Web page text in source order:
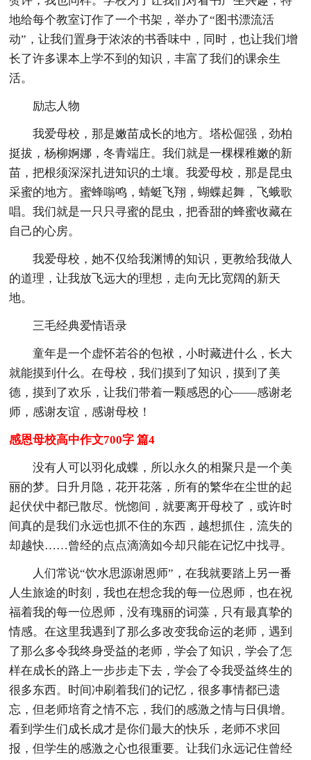
地给每个教室订作了一个书架，举办了“图书漂流活
动”，让我们置身于浓浓的书香味中，同时，也让我们增
长了许多课本上学不到的知识，丰富了我们的课余生
活。
励志人物
我爱母校，那是嫩苗成长的地方。塔松倔强，劲柏
挺拔，杨柳婀娜，冬青端庄。我们就是一棵棵稚嫩的新
苗，把根须深深扎进知识的土壤。我爱母校，那是昆虫
采蜜的地方。蜜蜂嗡鸣，蜻蜓飞翔，蝴蝶起舞，飞蛾歌
唱。我们就是一只只寻蜜的昆虫，把香甜的蜂蜜收藏在
自己的心房。
我爱母校，她不仅给我渊博的知识，更教给我做人
的道理，让我放飞远大的理想，走向无比宽阔的新天
地。
三毛经典爱情语录
童年是一个虚怀若谷的包袱，小时藏进什么，长大
就能摸到什么。在母校，我们摸到了知识，摸到了美
德，摸到了欢乐，让我们带着一颗感恩的心——感谢老
师，感谢友谊，感谢母校！
感恩母校高中作文700字 篇4
没有人可以羽化成蝶，所以永久的相聚只是一个美
丽的梦。日升月隐，花开花落，所有的繁华在尘世的起
起伏伏中都已散尽。恍惚间，就要离开母校了，或许时
间真的是我们永远也抓不住的东西，越想抓住，流失的
却越快……曾经的点点滴滴如今却只能在记忆中找寻。
人们常说“饮水思源谢恩师”，在我就要踏上另一番
人生旅途的时刻，我也在想念我的每一位恩师，也在祝
福着我的每一位恩师，没有瑰丽的词藻，只有最真挚的
情感。在这里我遇到了那么多改变我命运的老师，遇到
了那么多令我终身受益的老师，学会了知识，学会了怎
样在成长的路上一步步走下去，学会了令我受益终生的
很多东西。时间冲刷着我们的记忆，很多事情都已遗
忘，但老师培育之情不忘，我们的感激之情与日俱增。
看到学生们成长成才是你们最大的快乐，老师不求回
报，但学生的感激之心也很重要。让我们永远记住曾经